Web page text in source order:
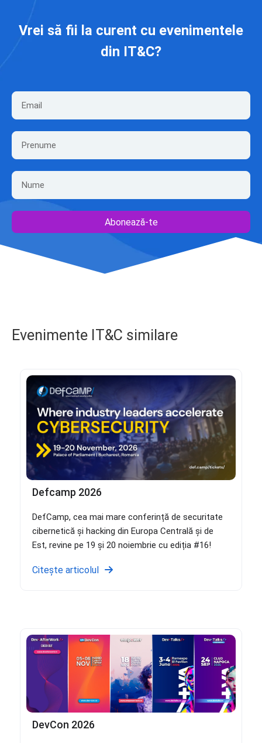
Vrei să fii la curent cu evenimentele
din IT&C?
Abonează-te
Evenimente IT&C similare
Defcamp 2026
DefCamp, cea mai mare conferință de securitate
cibernetică și hacking din Europa Centrală și de
Est, revine pe 19 și 20 noiembrie cu ediția #16!
Citește articolul
DevCon 2026